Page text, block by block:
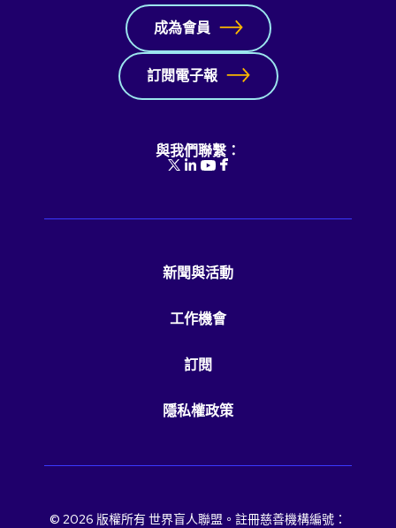
成為會員
訂閱電子報
與我們聯繫：
新聞與活動
工作機會
訂閱
隱私權政策
© 2026 版權所有 世界盲人聯盟。註冊慈善機構編號：